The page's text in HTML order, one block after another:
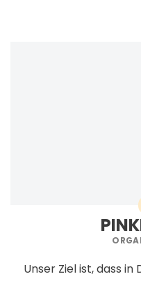
Unser Ziel ist, dass